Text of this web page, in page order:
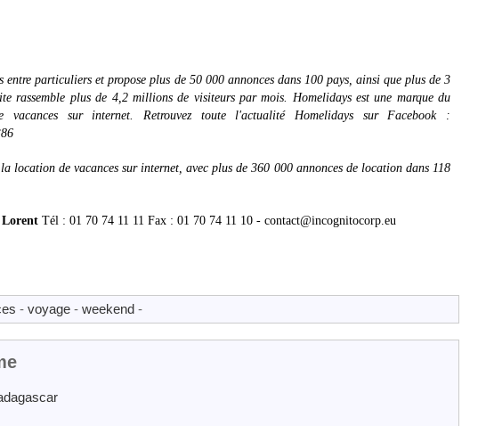
entre particuliers et propose plus de 50 000 annonces dans 100 pays, ainsi que plus de 3
rassemble plus de 4,2 millions de visiteurs par mois. Homelidays est une marque du
vacances sur internet. Retrouvez toute l'actualité Homelidays sur Facebook :
location de vacances sur internet, avec plus de 360 000 annonces de location dans 118
Lorent Tél : 01 70 74 11 11 Fax : 01 70 74 11 10 - contact@incognitocorp.eu
- voyage - weekend -